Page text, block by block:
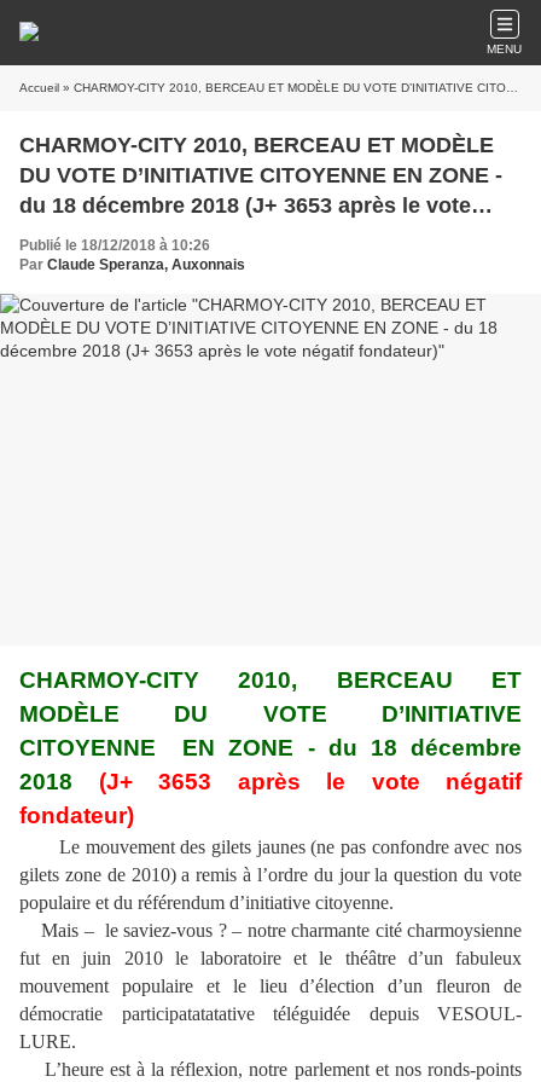
MENU
Accueil » CHARMOY-CITY 2010, BERCEAU ET MODÈLE DU VOTE D’INITIATIVE CITOYENNE EN ZONE - du 18 décembre 2018 (J+ 3653 après le vote négatif fondateur)
CHARMOY-CITY 2010, BERCEAU ET MODÈLE
DU VOTE D’INITIATIVE CITOYENNE EN ZONE -
du 18 décembre 2018 (J+ 3653 après le vote
négatif fondateur)
Publié le 18/12/2018 à 10:26
Par Claude Speranza, Auxonnais
CHARMOY-CITY 2010, BERCEAU ET
MODÈLE DU VOTE D’INITIATIVE
CITOYENNE EN ZONE - du 18 décembre
2018 (J+ 3653 après le vote négatif
fondateur)
Le mouvement des gilets jaunes (ne pas confondre avec nos
gilets zone de 2010) a remis à l’ordre du jour la question du vote
populaire et du référendum d’initiative citoyenne.
Mais – le saviez-vous ? – notre charmante cité charmoysienne
fut en juin 2010 le laboratoire et le théâtre d’un fabuleux
mouvement populaire et le lieu d’élection d’un fleuron de
démocratie participatatatative téléguidée depuis VESOUL-
LURE.
L’heure est à la réflexion, notre parlement et nos ronds-points